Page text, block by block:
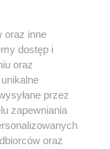
zrealizuje
oraz inne
dostęp i
oraz
przez
zapewniania
oraz